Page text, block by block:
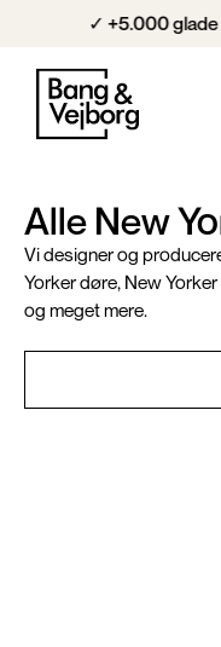
✓ +5.000 glade
Alle New
Vi designer og
Yorker døre, New
og meget mere.